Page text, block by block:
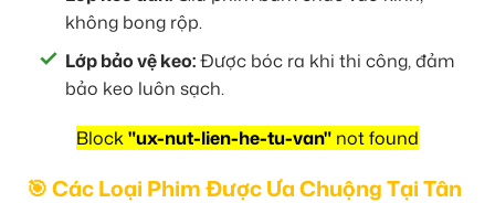
không bong rộp.
Lớp bảo vệ keo:Được bóc ra khi thi công, đảm
bảo keo luôn sạch.
Block"ux-nut-lien-he-tu-van" not found
🎯 Các Loại Phim Được Ưa Chuộng Tại Tân